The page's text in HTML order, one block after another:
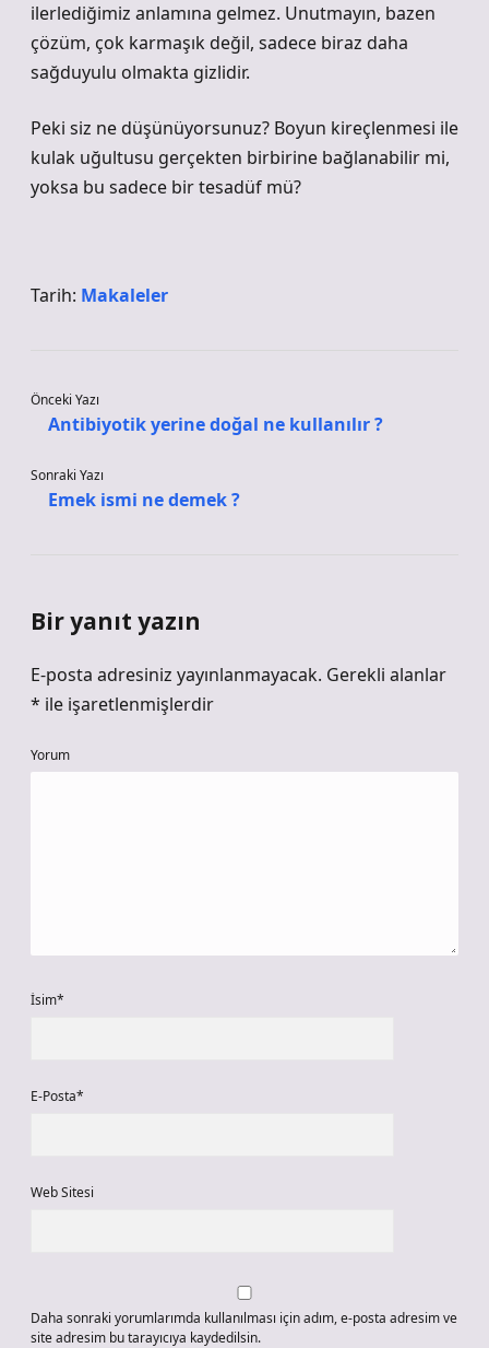
ilerlediğimiz anlamına gelmez. Unutmayın, bazen
çözüm, çok karmaşık değil, sadece biraz daha
sağduyulu olmakta gizlidir.
Peki siz ne düşünüyorsunuz? Boyun kireçlenmesi ile
kulak uğultusu gerçekten birbirine bağlanabilir mi,
yoksa bu sadece bir tesadüf mü?
Tarih: Makaleler
Önceki Yazı
Antibiyotik yerine doğal ne kullanılır ?
Sonraki Yazı
Emek ismi ne demek ?
Bir yanıt yazın
E-posta adresiniz yayınlanmayacak. Gerekli alanlar
* ile işaretlenmişlerdir
Yorum
İsim*
E-Posta*
Web Sitesi
Daha sonraki yorumlarımda kullanılması için adım, e-posta adresim ve
site adresim bu tarayıcıya kaydedilsin.